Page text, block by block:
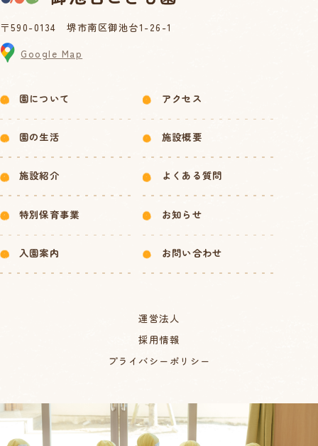
〒590-0134 堺市南区御池台1-26-1
Google Map
園について
園の生活
施設紹介
特別保育事業
入園案内
アクセス
施設概要
よくある質問
お知らせ
お問い合わせ
運営法人
採用情報
プライバシーポリシー